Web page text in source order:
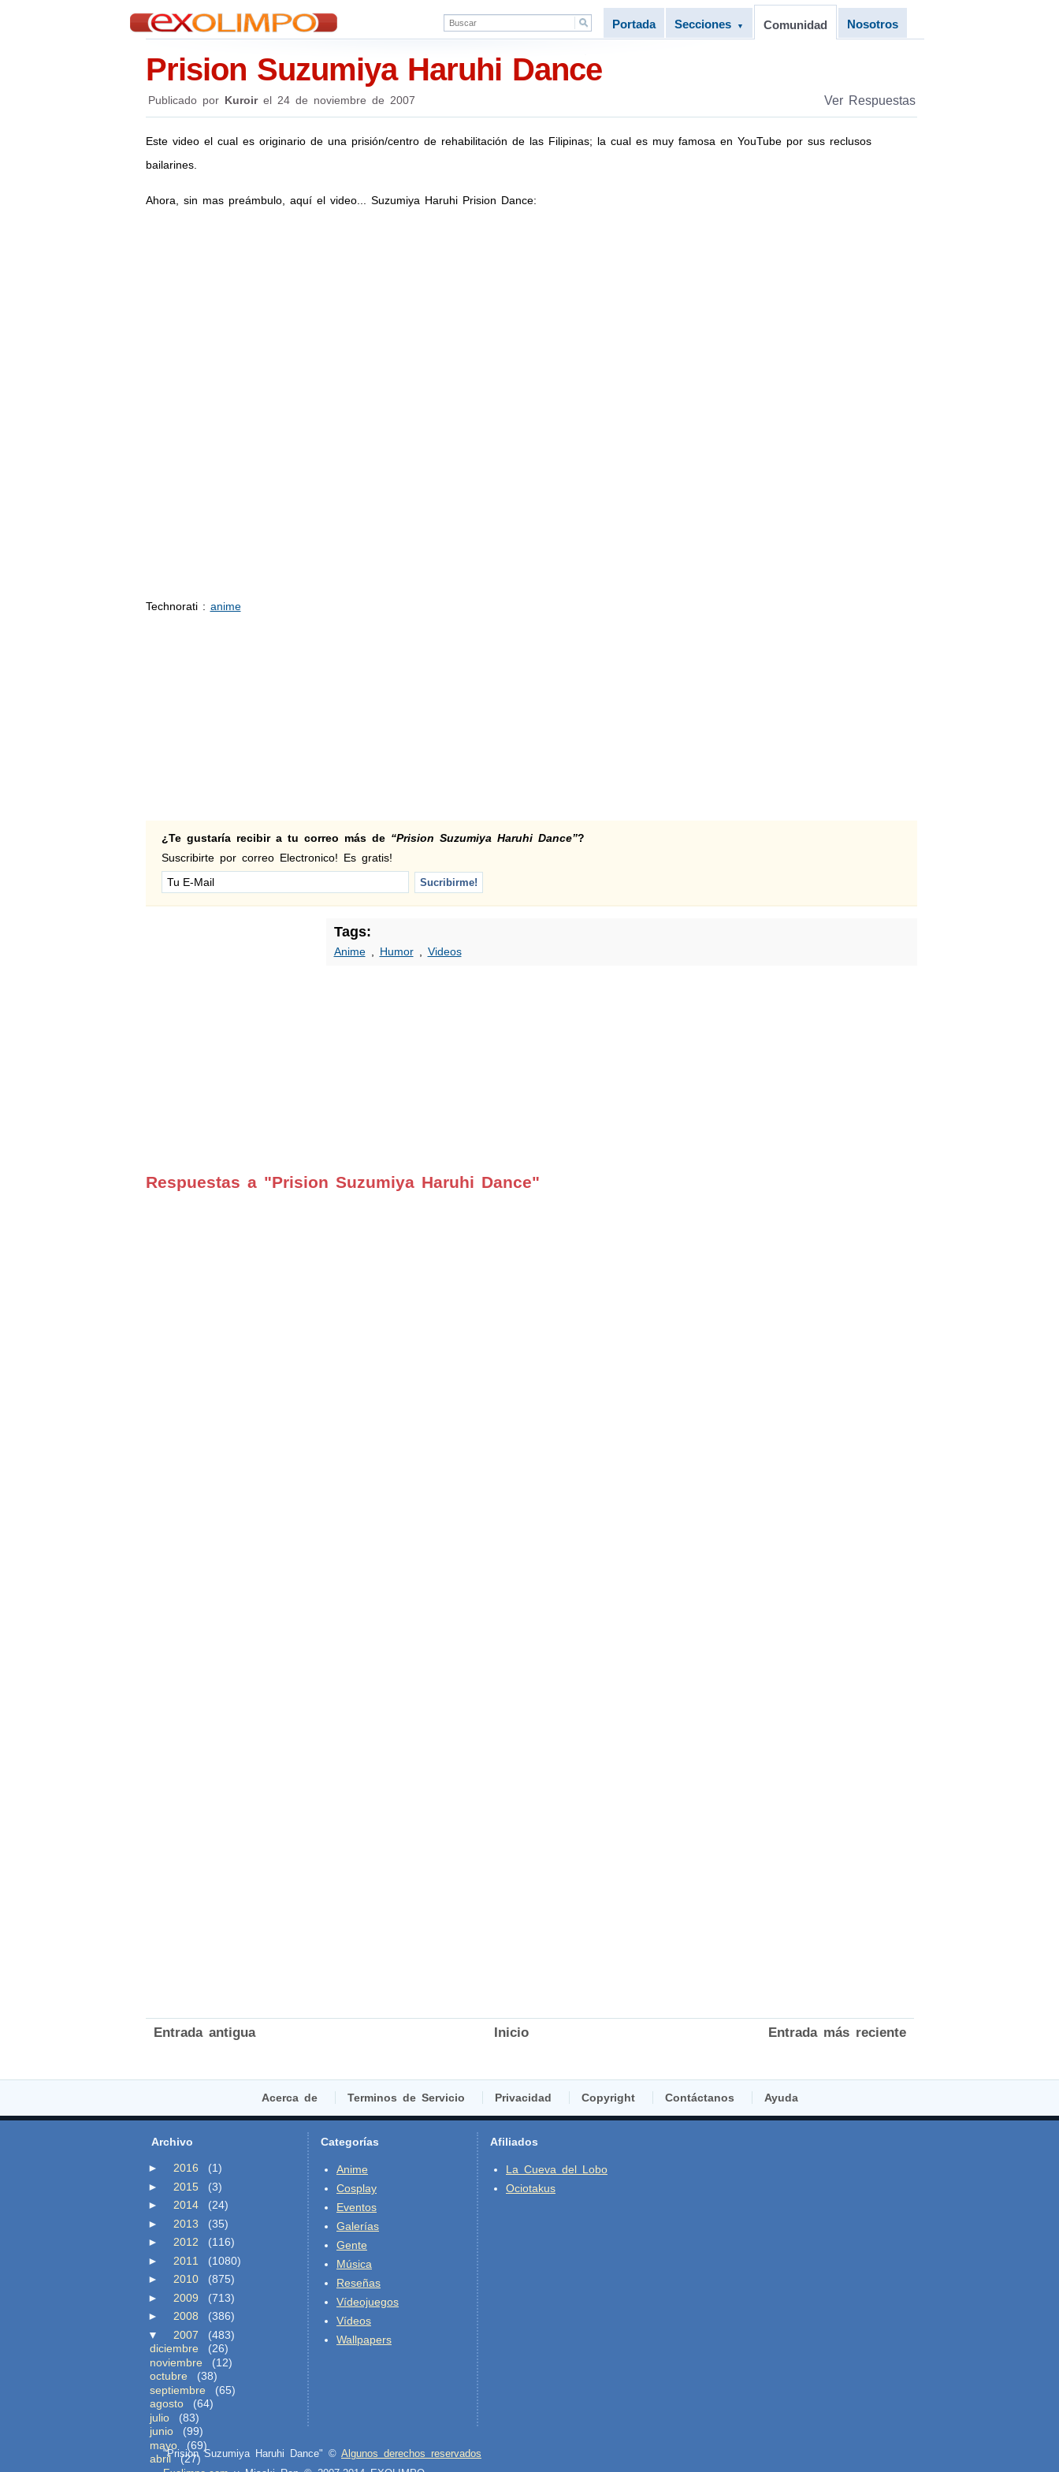
Portada Secciones ▼ Comunidad Nosotros
Prision Suzumiya Haruhi Dance
Publicado por Kuroirel 24 de noviembre de 2007 Ver Respuestas
Este video el cual es originario de una prisión/centro de rehabilitación de las Filipinas; la cual es muy famosa en YouTube por sus reclusos
bailarines.
Ahora, sin mas preámbulo, aquí el video... Suzumiya Haruhi Prision Dance:
Technorati: anime
¿Te gustaría recibir a tu correo más de “Prision Suzumiya Haruhi Dance”?
Suscribirte por correo Electronico! Es gratis!
Tags:
Anime, Humor, Videos
Respuestas a "Prision Suzumiya Haruhi Dance"
Entrada más reciente
Entrada antigua Inicio
Acerca de Terminos de Servicio Privacidad Copyright Contáctanos Ayuda
Archivo
► 2016
(1)
►
2015
(3)
►
2014
(24)
►
2013
(35)
►
2012
(116)
►
2011
(1080)
►
2010
(875)
►
2009
(713)
►
2008
(386)
▼
2007
(483)
diciembre
(26)
noviembre
(12)
octubre
(38)
septiembre
(65)
agosto
(64)
julio
(83)
junio
(99)
mayo
(69)
abril
(27)
Categorías
Anime
Cosplay
Eventos
Galerías
Gente
Música
Reseñas
Vídeojuegos
Vídeos
Wallpapers
Afiliados
La Cueva del Lobo
Ociotakus
"Prision Suzumiya Haruhi Dance" © Algunos derechos reservados